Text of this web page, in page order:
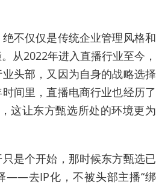
不仅仅是传统企业管理风格和
从2022年进入直播行业至今，
头部，又因为自身的战略选择
间里，直播电商行业也经历了
这让东方甄选所处的环境更为
是个开始， 那时候东方甄选已
——去IP化，不被头部主播“绑